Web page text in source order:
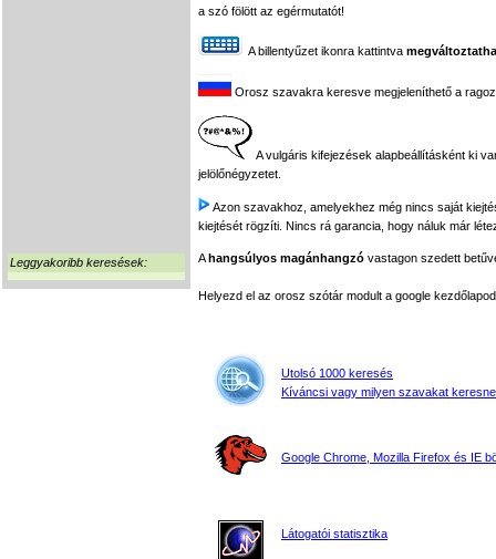
Leggyakoribb keresések:
a szó fölött az egérmutatót!
A billentyűzet ikonra kattintva
Orosz szavakra keresve megjeleníthető a
A vulgáris kifejezések alapbeállításként ki
jelölőnégyzetet.
Azon szavakhoz, amelyekhez még nincs saját
kiejtését rögzíti. Nincs rá garancia, hogy náluk már
Ahangsúlyos magánhangzó vastagon szedett
Helyezd el az orosz szótár modult a google
Utolsó 1000 keresés
Kíváncsi vagy milyen szavakat
Google Chrome, Mozilla Firefox és IE
Látogatói statisztika